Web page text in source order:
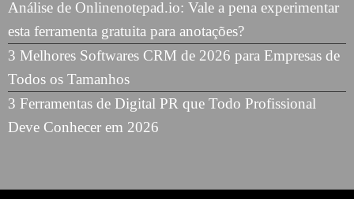
Análise de Onlinenotepad.io: Vale a pena experimentar
esta ferramenta gratuita para anotações?
3 Melhores Softwares CRM de 2026 para Empresas de
Todos os Tamanhos
3 Ferramentas de Digital PR que Todo Profissional
Deve Conhecer em 2026